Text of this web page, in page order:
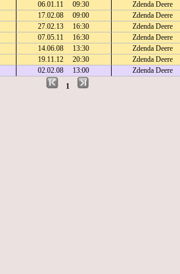
06.01.11 09:30 Zdenda Deere
17.02.08 09:00 Zdenda Deere
27.02.13 16:30 Zdenda Deere
07.05.11 16:30 Zdenda Deere
14.06.08 13:30 Zdenda Deere
19.11.12 20:30 Zdenda Deere
02.02.08 13:00 Zdenda Deere
1